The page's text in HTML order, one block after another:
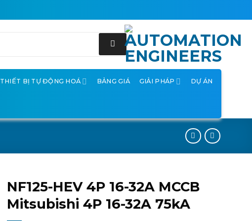
THIẾT BỊ TỰ ĐỘNG HOÁ BẢNG GIÁ GIẢI PHÁP DỰ ÁN
NF125-HEV 4P 16-32A MCCB
Mitsubishi 4P 16-32A 75kA